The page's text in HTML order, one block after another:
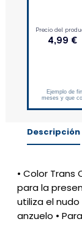
Descripción
• Color
para la
utiliza el
anzuelo •